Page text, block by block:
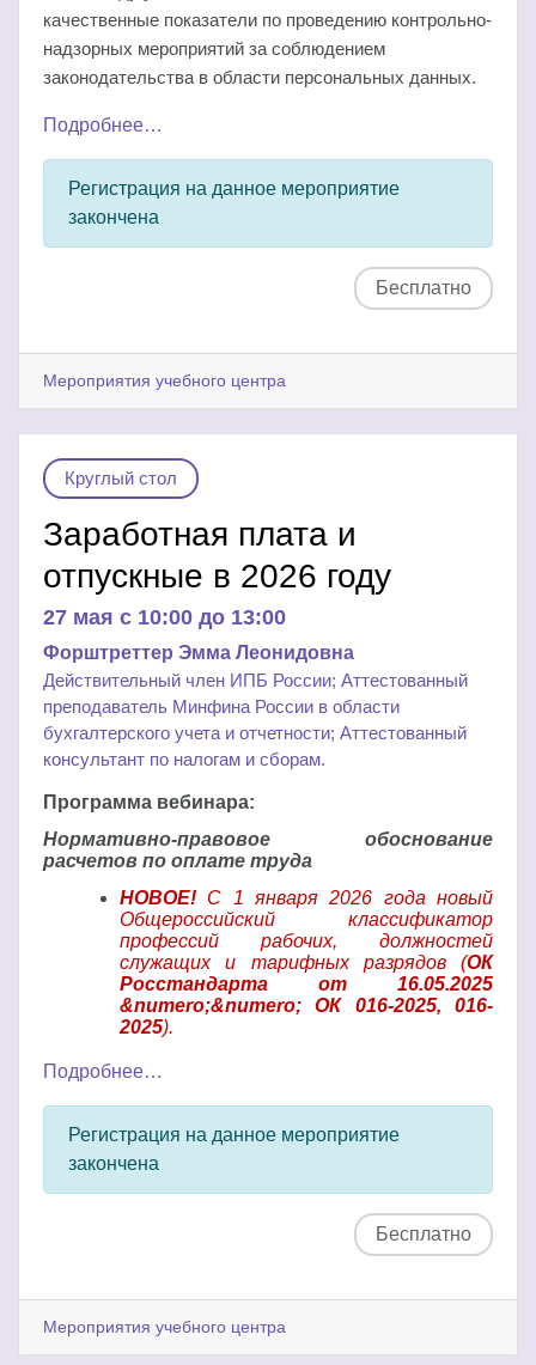
качественные показатели по проведению контрольно-
надзорных мероприятий за соблюдением
законодательства в области персональных данных.
Подробнее…
Регистрация на данное мероприятие
закончена
Бесплатно
Мероприятия учебного центра
Круглый стол
Заработная плата и
отпускные в 2026 году
27 мая c 10:00 до 13:00
Форштреттер Эмма Леонидовна
Действительный член ИПБ России; Аттестованный
преподаватель Минфина России в области
бухгалтерского учета и отчетности; Аттестованный
консультант по налогам и сборам.
Программа вебинара:
Нормативно-правовое обоснование
расчетов по оплате труда
НОВОЕ! С 1 января 2026 года новый
Общероссийский классификатор
профессий рабочих, должностей
служащих и тарифных разрядов (ОК
Росстандарта от 16.05.2025
&numero;&numero; ОК 016-2025, 016-
2025).
Подробнее…
Регистрация на данное мероприятие
закончена
Бесплатно
Мероприятия учебного центра